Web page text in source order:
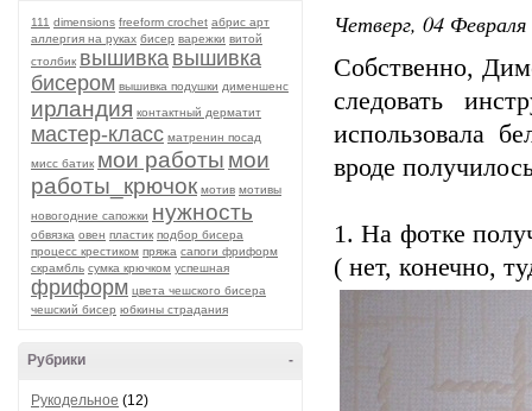
111 dimensions freeform crochet абрис арт
аллергия на руках бисер варежки витой
столбик вышивка вышивка
бисером вышивка подушки дименшенс
ирландия контактный дерматит
мастер-класс матренин посад
мисс батик мои работы мои
работы_крючок мотив мотивы
новогодние сапожки нужность
обвязка овен пластик подбор бисера
процесс крестиком пряжа сапоги фриформ
скрамбль сумка крючком успешная
фриформ цвета чешского бисера
чешский бисер юбкины страдания
-
Рубрики
Рукодельное (12)
Четверг, 04
Собственно,
следовать
использовала
вроде
1. На фотке
( нет, конечно,